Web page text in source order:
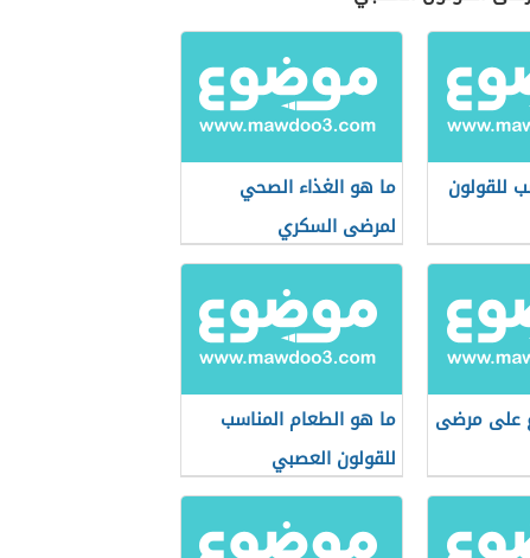
للقولون
ما هو الغذاء الصحي
لمرضى السكري
على مرضى
ما هو الطعام المناسب
للقولون العصبي